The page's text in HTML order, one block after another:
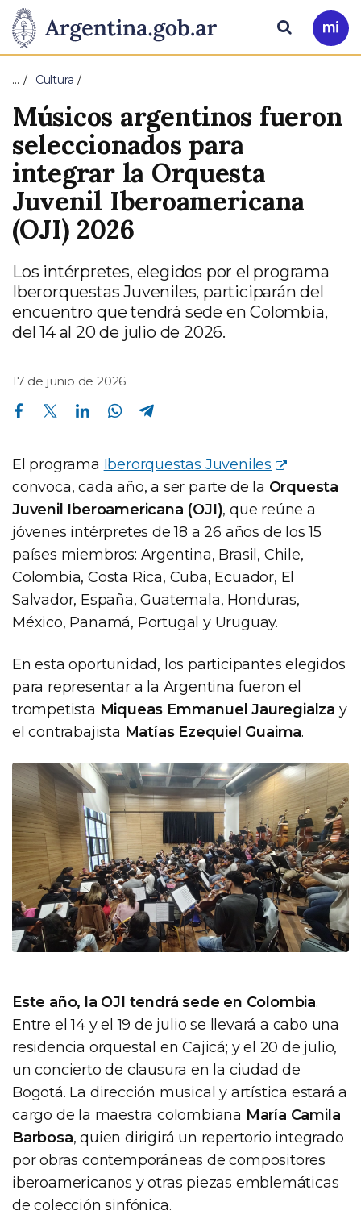
Presidencia
de
la
Nación
Pasar al contenido principal
Ir
a
Buscar
… Cultura
Músicos argentinos fueron
seleccionados para
integrar la Orquesta
Juvenil Iberoamericana
(OJI) 2026
Los intérpretes, elegidos por el programa
Iberorquestas Juveniles, participarán del
encuentro que tendrá sede en Colombia,
del 14 al 20 de julio de 2026.
17 de junio de 2026
Compartir en Facebook Compartir en Twitter Compartir en Linkedin Compartir en Whatsapp
El programa Iberorquestas Juveniles
convoca, cada año, a ser parte de la Orquesta
Juvenil Iberoamericana (OJI), que reúne a
jóvenes intérpretes de 18 a 26 años de los 15
países miembros: Argentina, Brasil, Chile,
Colombia, Costa Rica, Cuba, Ecuador, El
Salvador, España, Guatemala, Honduras,
México, Panamá, Portugal y Uruguay.
En esta oportunidad, los participantes elegidos
para representar a la Argentina fueron el
trompetista Miqueas Emmanuel Jauregialza y
el contrabajista Matías Ezequiel Guaima.
Este año, la OJI tendrá sede en Colombia.
Entre el 14 y el 19 de julio se llevará a cabo una
residencia orquestal en Cajicá; y el 20 de julio,
un concierto de clausura en la ciudad de
Bogotá. La dirección musical y artística estará a
cargo de la maestra colombiana María Camila
Barbosa, quien dirigirá un repertorio integrado
por obras contemporáneas de compositores
iberoamericanos y otras piezas emblemáticas
de colección sinfónica.